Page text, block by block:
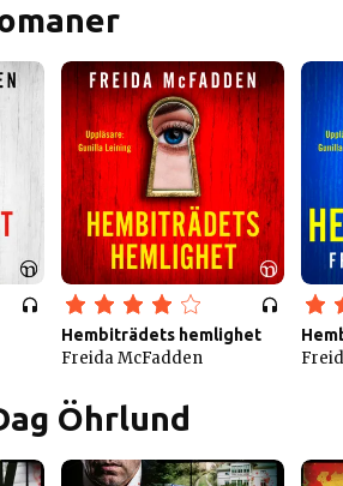
Hembiträdets hemlighet
Freida McFadden
Öhrlund